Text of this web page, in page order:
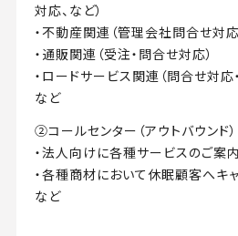
対応、など）
・不動産関連（管理会社問合せ対応
・通販関連（受注・問合せ対応）
・ロードサービス関連（問合せ対応
など
②コールセンター（アウトバウンド
・法人向けに各種サービスのご案内
・各種商材において休眠顧客へキ
など